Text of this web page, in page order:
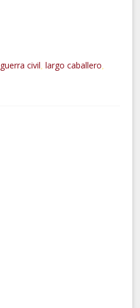
guerra civil largo caballero